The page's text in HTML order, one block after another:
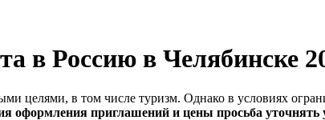
в Россию в Челябинске
целями, в том числе туризм. Однако в условиях
оформления приглашений и цены просьба уточнять